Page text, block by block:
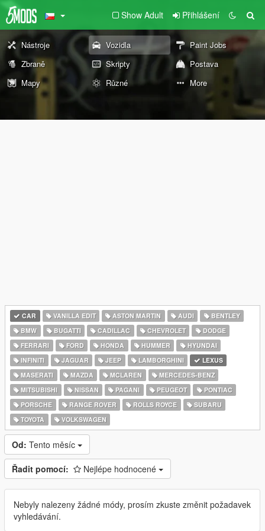
Show Adult Přihlášení
Nástroje Vozidla
Paint Jobs
Zbraně
Skripty
Postava
Mapy
Různé More
CAR VANILLA EDIT ASTON MARTIN AUDI
BENTLEY
BMW
BUGATTI CADILLAC CHEVROLET
DODGE
FERRARI
FORD HONDA HUMMER
HYUNDAI
INFINITI
JAGUAR JEEP LAMBORGHINI
LEXUS
MASERATI
MAZDA MCLAREN
MERCEDES-BENZ
MITSUBISHI
NISSAN PAGANI PEUGEOT
PONTIAC
PORSCHE
RANGE ROVER ROLLS ROYCE
SUBARU
TOYOTA
VOLKSWAGEN
Od: Tento měsíc
Řadit pomocí: Nejlépe hodnocené
Nebyly nalezeny žádné módy, prosím zkuste změnit požadavek
vyhledávání.